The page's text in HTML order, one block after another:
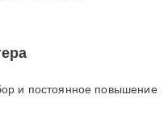
и постоянное повышение